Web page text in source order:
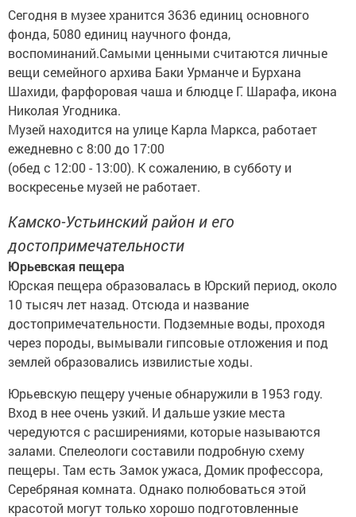
Сегодня в музее хранится 3636 единиц основного
фонда, 5080 единиц научного фонда,
воспоминаний.Самыми ценными считаются личные
вещи семейного архива Баки Урманче и Бурхана
Шахиди, фарфоровая чаша и блюдце Г. Шарафа, икона
Николая Угодника.
Музей находится на улице Карла Маркса, работает
ежедневно с 8:00 до 17:00
(обед с 12:00 - 13:00). К сожалению, в субботу и
воскресенье музей не работает.
Камско-Устьинский район и его
достопримечательности
Юрьевская пещера
Юрская пещера образовалась в Юрский период, около
10 тысяч лет назад. Отсюда и название
достопримечательности. Подземные воды, проходя
через породы, вымывали гипсовые отложения и под
землей образовались извилистые ходы.
Юрьевскую пещеру ученые обнаружили в 1953 году.
Вход в нее очень узкий. И дальше узкие места
чередуются с расширениями, которые называются
залами. Спелеологи составили подробную схему
пещеры. Там есть Замок ужаса, Домик профессора,
Серебряная комната. Однако полюбоваться этой
красотой могут только хорошо подготовленные